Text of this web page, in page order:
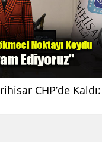
CHP’de Kaldı: